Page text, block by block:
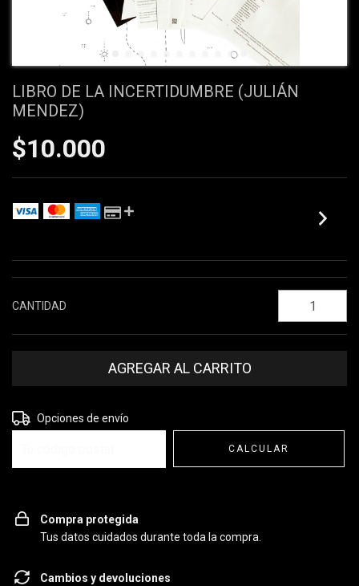
LIBRO DE LA INCERTIDUMBRE (JULIÁN
MENDEZ)
$10.000
CANTIDAD
Entregas para el CP:
Opciones de envío
CALCULAR
Compra protegida
Tus datos cuidados durante toda la compra.
Cambios y devoluciones